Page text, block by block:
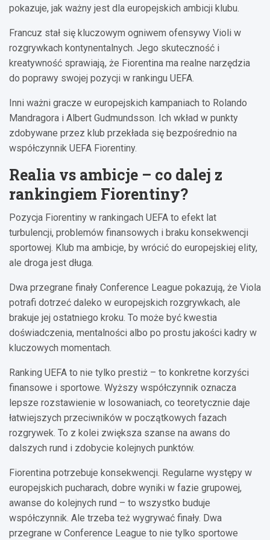
pokazuje, jak ważny jest dla europejskich ambicji klubu.
Francuz stał się kluczowym ogniwem ofensywy Violi w
rozgrywkach kontynentalnych. Jego skuteczność i
kreatywność sprawiają, że Fiorentina ma realne narzędzia
do poprawy swojej pozycji w rankingu UEFA.
Inni ważni gracze w europejskich kampaniach to Rolando
Mandragora i Albert Gudmundsson. Ich wkład w punkty
zdobywane przez klub przekłada się bezpośrednio na
współczynnik UEFA Fiorentiny.
Realia vs ambicje – co dalej z
rankingiem Fiorentiny?
Pozycja Fiorentiny w rankingach UEFA to efekt lat
turbulencji, problemów finansowych i braku konsekwencji
sportowej. Klub ma ambicje, by wrócić do europejskiej elity,
ale droga jest długa.
Dwa przegrane finały Conference League pokazują, że Viola
potrafi dotrzeć daleko w europejskich rozgrywkach, ale
brakuje jej ostatniego kroku. To może być kwestia
doświadczenia, mentalności albo po prostu jakości kadry w
kluczowych momentach.
Ranking UEFA to nie tylko prestiż – to konkretne korzyści
finansowe i sportowe. Wyższy współczynnik oznacza
lepsze rozstawienie w losowaniach, co teoretycznie daje
łatwiejszych przeciwników w początkowych fazach
rozgrywek. To z kolei zwiększa szanse na awans do
dalszych rund i zdobycie kolejnych punktów.
Fiorentina potrzebuje konsekwencji. Regularne występy w
europejskich pucharach, dobre wyniki w fazie grupowej,
awanse do kolejnych rund – to wszystko buduje
współczynnik. Ale trzeba też wygrywać finały. Dwa
przegrane w Conference League to nie tylko sportowe